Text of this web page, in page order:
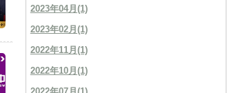
2023年04月(1)
2023年02月(1)
2022年11月(1)
2022年10月(1)